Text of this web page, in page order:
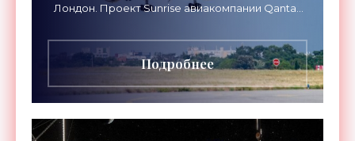
Лондон. Проект Sunrise авиакомпании Qantas
длительностью до 24
Подробнее